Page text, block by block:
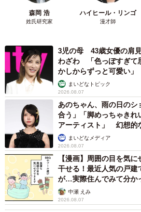
「また寝て！」 飼い主さんを寝かしつけるバー
（画像提供：ふみさん）
みやびくんの気合いのはいった「起き
飼い主さんは無事起床。「感謝の気持
と、うれしそうに語ってくれました。
森岡 浩
姓氏研究家
ハイヒール・リンゴ
漫才師
3児の母 43歳女優の肩
わざわ 「色っぽすぎて
かしからずっと可愛い」
まいどなトピック
2026.08.07
あのちゃん、雨の日のシ
合う」「脚めっちゃきれ
アーティスト」 幻想的
まいどなメディア
2026.08.07
【漫画】周囲の目を気
干せる！最近人気の戸
が…実際住んでみて分か
中瀬 えみ
2026.08.07